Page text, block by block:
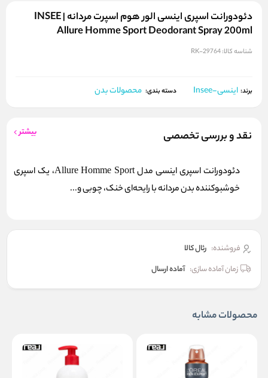
دئودورانت اسپری اینسی الور هوم اسپرت مردانه | INSEE
Allure Homme Sport Deodorant Spray 200ml
شناسه کالا:RK-29764
برند: اینسی-Insee دسته بندی: محصولات بدن
نقد و بررسی تخصصی بیشتر
دئودورانت اسپری اینسی مدل Allure Homme Sport، یک اسپری
خوشبوکننده بدن مردانه با رایحه‌ای خنک، چوبی و...
فروشنده: رئال كالا
زمان آماده سازی: آماده ارسال
محصولات مشابه